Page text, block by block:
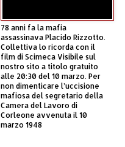
78 anni fa la mafia
assassinava Placido Rizzotto.
Collettiva lo ricorda con il
film di Scimeca Visibile sul
nostro sito a titolo gratuito
alle 20:30 del 10 marzo. Per
non dimenticare l’uccisione
mafiosa del segretario della
Camera del Lavoro di
Corleone avvenuta il 10
marzo 1948